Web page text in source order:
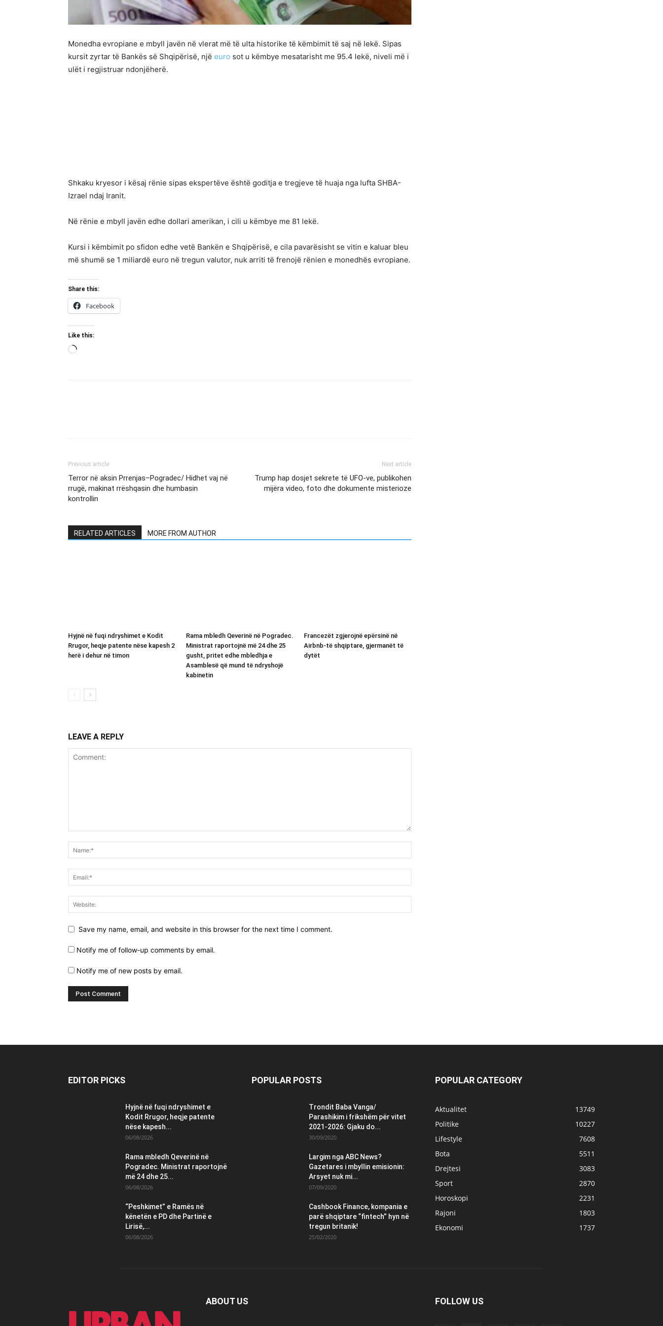
Monedha evropiane e mbyll javën në vlerat më të ulta historike të këmbimit të saj në lekë. Sipas
kursit zyrtar të Bankës së Shqipërisë, një euro sot u këmbye mesatarisht me 95.4 lekë, niveli më i
ulët i regjistruar ndonjëherë.
Shkaku kryesor i kësaj rënie sipas ekspertëve është goditja e tregjeve të huaja nga lufta SHBA-
Izrael ndaj Iranit.
Në rënie e mbyll javën edhe dollari amerikan, i cili u këmbye me 81 lekë.
Kursi i këmbimit po sfidon edhe vetë Bankën e Shqipërisë, e cila pavarësisht se vitin e kaluar bleu
më shumë se 1 miliardë euro në tregun valutor, nuk arriti të frenojë rënien e monedhës evropiane.
Share this:
Facebook
Like this:
Previous article
Terror në aksin Prrenjas–Pogradec/ Hidhet vaj në
rrugë, makinat rrëshqasin dhe humbasin
kontrollin
Next article
Trump hap dosjet sekrete të UFO-ve, publikohen
mijëra video, foto dhe dokumente misterioze
RELATED ARTICLES MORE FROM AUTHOR
Hyjnë në fuqi ndryshimet e Kodit
Rrugor, heqje patente nëse kapesh 2
herë i dehur në timon
Rama mbledh Qeverinë në Pogradec.
Ministrat raportojnë më 24 dhe 25
gusht, pritet edhe mbledhja e
Asamblesë që mund të ndryshojë
kabinetin
Francezët zgjerojnë epërsinë në
Airbnb-të shqiptare, gjermanët të
dytët
LEAVE A REPLY
Save my name, email, and website in this browser for the next time I comment.
Notify me of follow-up comments by email.
Notify me of new posts by email.
EDITOR PICKS
Hyjnë në fuqi ndryshimet e
Kodit Rrugor, heqje patente
nëse kapesh...
06/08/2026
Rama mbledh Qeverinë në
Pogradec. Ministrat raportojnë
më 24 dhe 25...
06/08/2026
“Peshkimet” e Ramës në
kënetën e PD dhe Partinë e
Lirisë,...
06/08/2026
POPULAR POSTS
Trondit Baba Vanga/
Parashikim i frikshëm për vitet
2021-2026: Gjaku do...
30/09/2020
Largim nga ABC News?
Gazetares i mbyllin emisionin:
Arsyet nuk mi...
07/09/2020
Cashbook Finance, kompania e
parë shqiptare “fintech” hyn në
tregun britanik!
25/02/2020
POPULAR CATEGORY
Aktualitet
13749
Politike
10227
Lifestyle
7608
Bota
5511
Drejtesi
3083
Sport
2870
Horoskopi
2231
Rajoni
1803
Ekonomi
1737
ABOUT US FOLLOW US